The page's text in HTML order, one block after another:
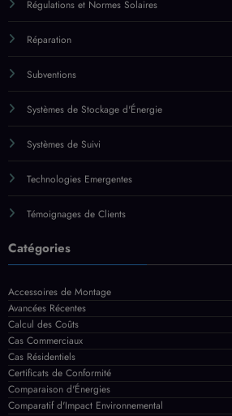
Réparation
Subventions
Systèmes de Stockage d'Énergie
Systèmes de Suivi
Technologies Emergentes
Témoignages de Clients
Catégories
Accessoires de Montage
Avancées Récentes
Calcul des Coûts
Cas Commerciaux
Cas Résidentiels
Certificats de Conformité
Comparaison d'Énergies
Comparatif d'Impact Environnemental